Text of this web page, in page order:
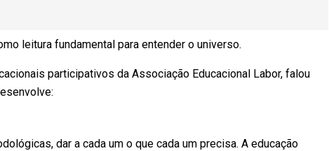
leitura fundamental para entender o universo.
participativos da Associação Educacional Labor, falou
dar a cada um o que cada um precisa. A educação